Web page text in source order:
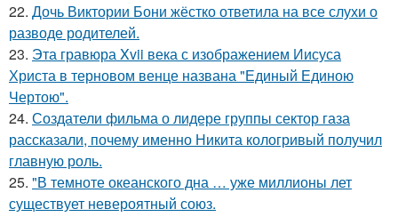
22. Дочь Виктории Бони жёстко ответила на все слухи о
разводе родителей.
23. Эта гравюра Xvii века с изображением Иисуса
Христа в терновом венце названа "Единый Единою
Чертою".
24. Создатели фильма о лидере группы сектор газа
рассказали, почему именно Никита кологривый получил
главную роль.
25. "В темноте океанского дна … уже миллионы лет
существует невероятный союз.